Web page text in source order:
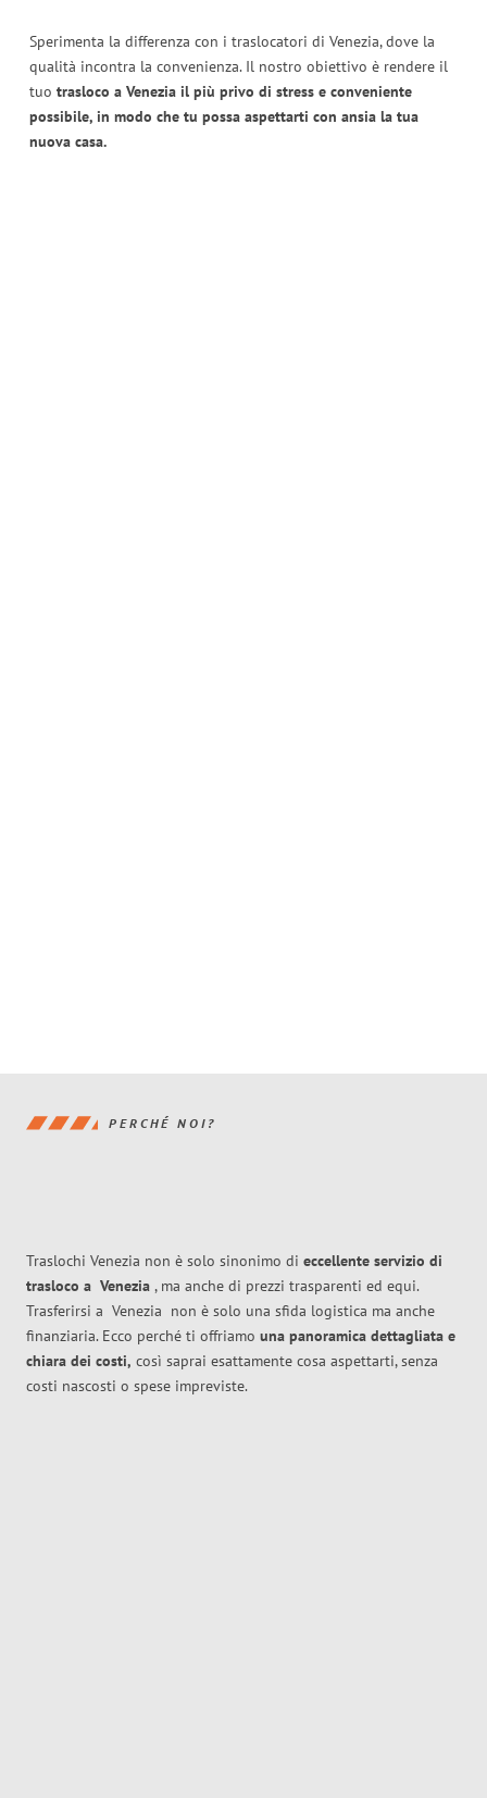
Sperimenta la differenza con i traslocatori di Venezia, dove la
qualità incontra la convenienza. Il nostro obiettivo è rendere il
tuo trasloco a Venezia il più privo di stress e conveniente
possibile, in modo che tu possa aspettarti con ansia la tua
nuova casa.
PERCHÉ NOI?
Traslochi Venezia non è solo sinonimo di eccellente servizio di
trasloco a Venezia , ma anche di prezzi trasparenti ed equi.
Trasferirsi a Venezia non è solo una sfida logistica ma anche
finanziaria. Ecco perché ti offriamo una panoramica dettagliata e
chiara dei costi, così saprai esattamente cosa aspettarti, senza
costi nascosti o spese impreviste.